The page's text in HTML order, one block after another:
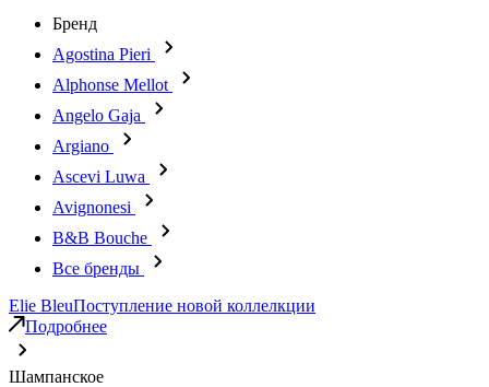
Бренд
Agostina Pieri
Alphonse Mellot
Angelo Gaja
Argiano
Ascevi Luwa
Avignonesi
B&B Bouche
Все бренды
Elie BleuПоступление новой коллелкции
Подробнее
Шампанское